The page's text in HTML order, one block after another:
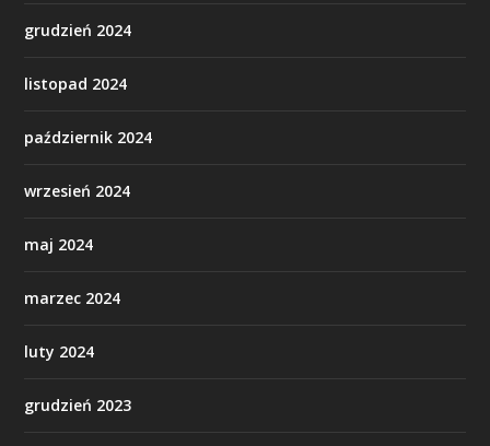
grudzień 2024
listopad 2024
październik 2024
wrzesień 2024
maj 2024
marzec 2024
luty 2024
grudzień 2023